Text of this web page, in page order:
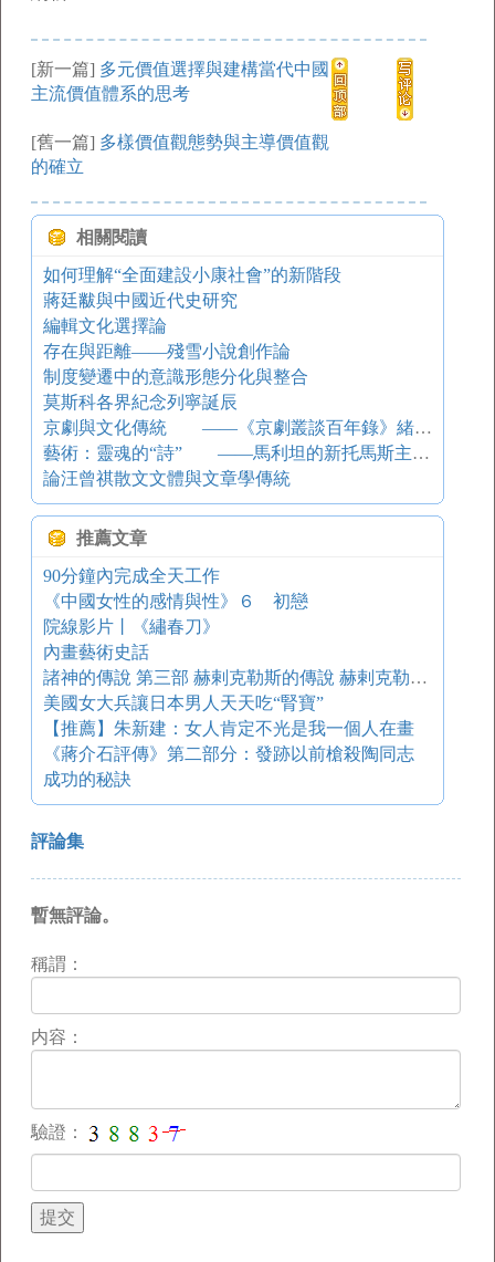
[新一篇] 多元價值選擇與建構當代中國
主流價值體系的思考
[舊一篇] 多樣價值觀態勢與主導價值觀
的確立
相關閱讀
如何理解“全面建設小康社會”的新階段
蔣廷黻與中國近代史研究
編輯文化選擇論
存在與距離——殘雪小說創作論
制度變遷中的意識形態分化與整合
莫斯科各界紀念列寧誕辰
京劇與文化傳統 ——《京劇叢談百年錄》緒論（節選）
藝術：靈魂的“詩” ——馬利坦的新托馬斯主義藝術本體論
論汪曾祺散文文體與文章學傳統
推薦文章
90分鐘內完成全天工作
《中國女性的感情與性》６ 初戀
院線影片丨《繡春刀》
內畫藝術史話
諸神的傳說 第三部 赫剌克勒斯的傳說 赫剌克勒斯在十字路口
美國女大兵讓日本男人天天吃“腎寶”
【推薦】朱新建：女人肯定不光是我一個人在畫
《蔣介石評傳》第二部分：發跡以前槍殺陶同志
成功的秘訣
評論集
暫無評論。
稱謂：
内容：
驗證：